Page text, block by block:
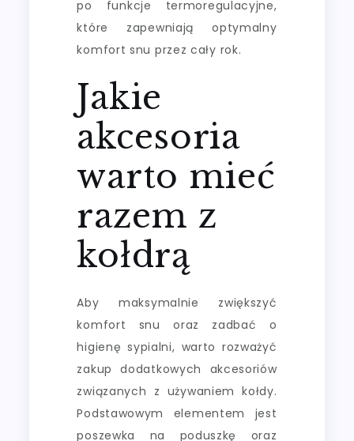
po funkcje termoregulacyjne,
które zapewniają optymalny
komfort snu przez cały rok.
Jakie
akcesoria
warto mieć
razem z
kołdrą
Aby maksymalnie zwiększyć
komfort snu oraz zadbać o
higienę sypialni, warto rozważyć
zakup dodatkowych akcesoriów
związanych z używaniem kołdy.
Podstawowym elementem jest
poszewka na poduszkę oraz